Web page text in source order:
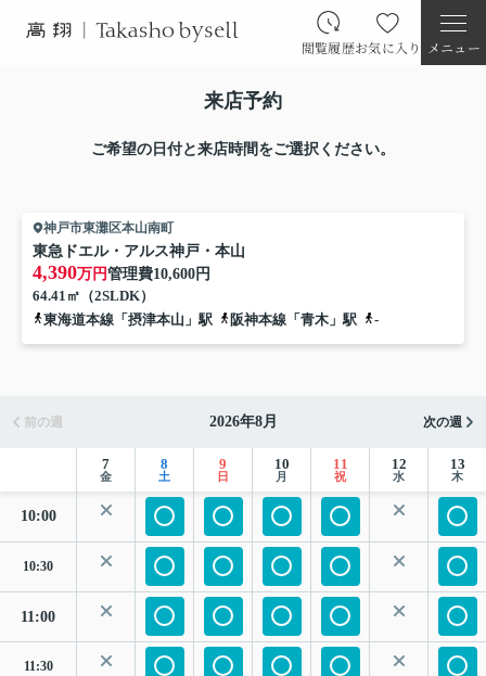
閲覧履歴お気に入り メニュー
来店予約
ご希望の日付と来店時間をご選択ください。
神戸市東灘区本山南町
東急ドエル・アルス神戸・本山
4,390万円管理費10,600円
64.41㎡（2SLDK）
東海道本線「摂津本山」駅
阪神本線「青木」駅 -
前の週 2026年8月 次の週
7
金
8
土
9
日
10
月
11
祝
12
水
13
木
10:00
10:30
11:00
11:30